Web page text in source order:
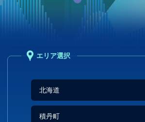
エリア選択